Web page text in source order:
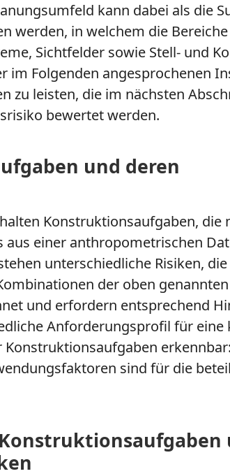
kann dabei als die
werden, in welchem die
Sichtfelder sowie Stell- und
im Folgenden angesprochenen
zu leisten, die im nächsten
bewertet werden.
und deren
Konstruktionsaufgaben, die
einer anthropometrischen
unterschiedliche Risiken,
der oben
und erfordern entsprechend
Anforderungsprofil für eine
sind für die